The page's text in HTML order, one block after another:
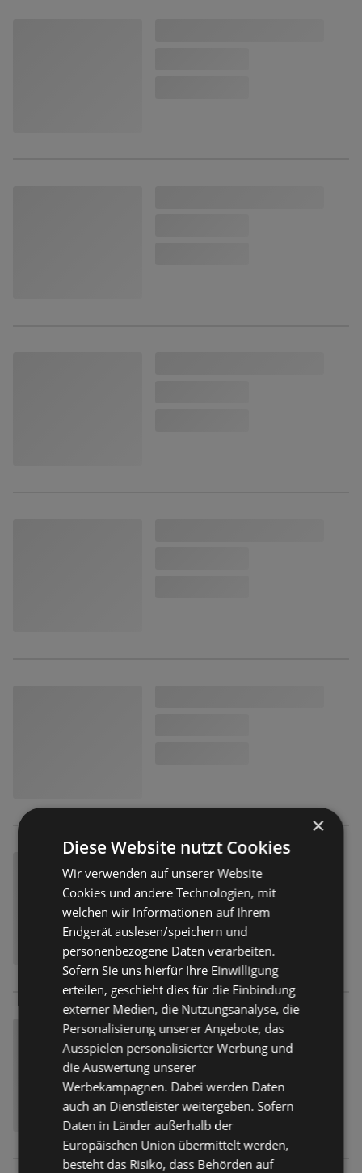
×
Diese Website nutzt Cookies
Wir verwenden auf unserer Website
Cookies und andere Technologien, mit
welchen wir Informationen auf Ihrem
Endgerät auslesen/speichern und
personenbezogene Daten verarbeiten.
Sofern Sie uns hierfür Ihre Einwilligung
erteilen, geschieht dies für die Einbindung
externer Medien, die Nutzungsanalyse, die
Personalisierung unserer Angebote, das
Ausspielen personalisierter Werbung und
die Auswertung unserer
Werbekampagnen. Dabei werden Daten
auch an Dienstleister weitergeben. Sofern
Daten in Länder außerhalb der
Europäischen Union übermittelt werden,
besteht das Risiko, dass Behörden auf